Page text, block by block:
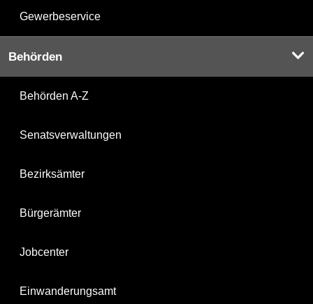
Gewerbeservice
Behörden
Behörden A-Z
Senatsverwaltungen
Bezirksämter
Bürgerämter
Jobcenter
Einwanderungsamt